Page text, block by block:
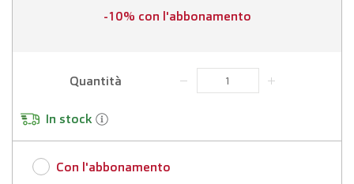
-10% con l'abbonamento
Quantità
In stock
Con l'abbonamento